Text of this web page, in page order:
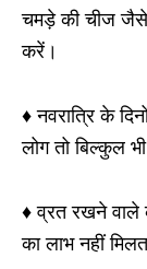
चमड़े की चीज जैसे
करें।
♦ नवरात्रि के
लोग तो बिल्कुल
♦ व्रत रखने वाले
का लाभ नहीं